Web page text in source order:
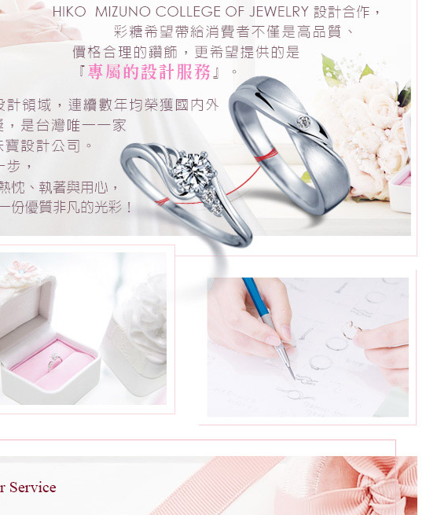
鑽石顏
色： D
鑽石淨
VVS2
鑽石車
八心八
箭車工
★